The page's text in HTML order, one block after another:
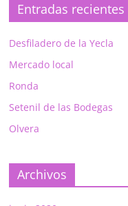
Entradas recientes
Desfiladero de la Yecla
Mercado local
Ronda
Setenil de las Bodegas
Olvera
Archivos